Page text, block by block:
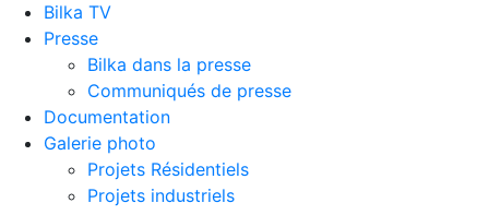
Bilka TV
Presse
Bilka dans la presse
Communiqués de presse
Documentation
Galerie photo
Projets Résidentiels
Projets industriels